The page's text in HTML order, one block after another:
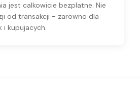
jest calkowicie bezplatne. Nie
od transakcji - zarowno dla
i kupujacych.